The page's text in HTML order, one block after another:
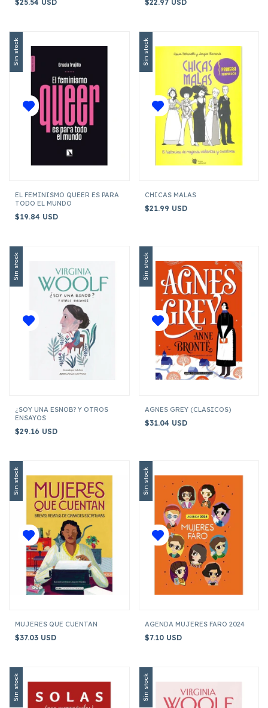
$25.54 USD $22.97 USD
Sin stock
EL FEMINISMO QUEER ES PARA
TODO EL MUNDO
$19.84 USD
Sin stock
CHICAS MALAS
$21.99 USD
Sin stock
¿SOY UNA ESNOB? Y OTROS
ENSAYOS
$29.16 USD
Sin stock
AGNES GREY (CLASICOS)
$31.04 USD
Sin stock
MUJERES QUE CUENTAN
$37.03 USD
Sin stock
AGENDA MUJERES FARO 2024
$7.10 USD
Sin stock Sin stock